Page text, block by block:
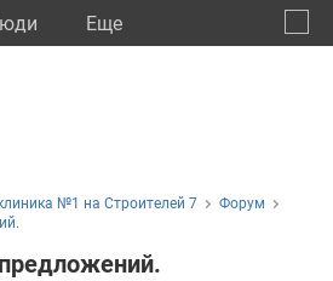
Eще
№1 на Строителей 7
Форум